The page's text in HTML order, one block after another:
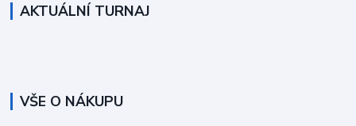
AKTUÁLNÍ TURNAJ
VŠE O NÁKUPU